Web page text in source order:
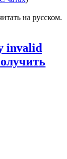
на русском.
invalid